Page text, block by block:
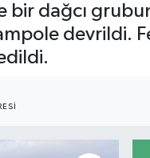
bir dağcı
devrildi.